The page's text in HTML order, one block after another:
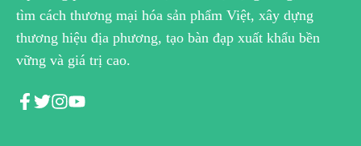
tìm cách thương mại hóa sản phẩm Việt, xây dựng
thương hiệu địa phương, tạo bàn đạp xuất khẩu bền
vững và giá trị cao.